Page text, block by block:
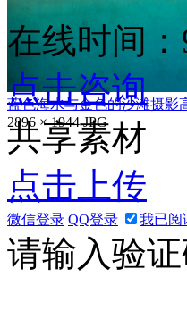
蓝色海水与金色的沙滩摄影
2896 × 1944 JPG
在线时间：
点击咨询
共享素材
点击上传
微信登录 QQ登录 我已阅
请输入验证